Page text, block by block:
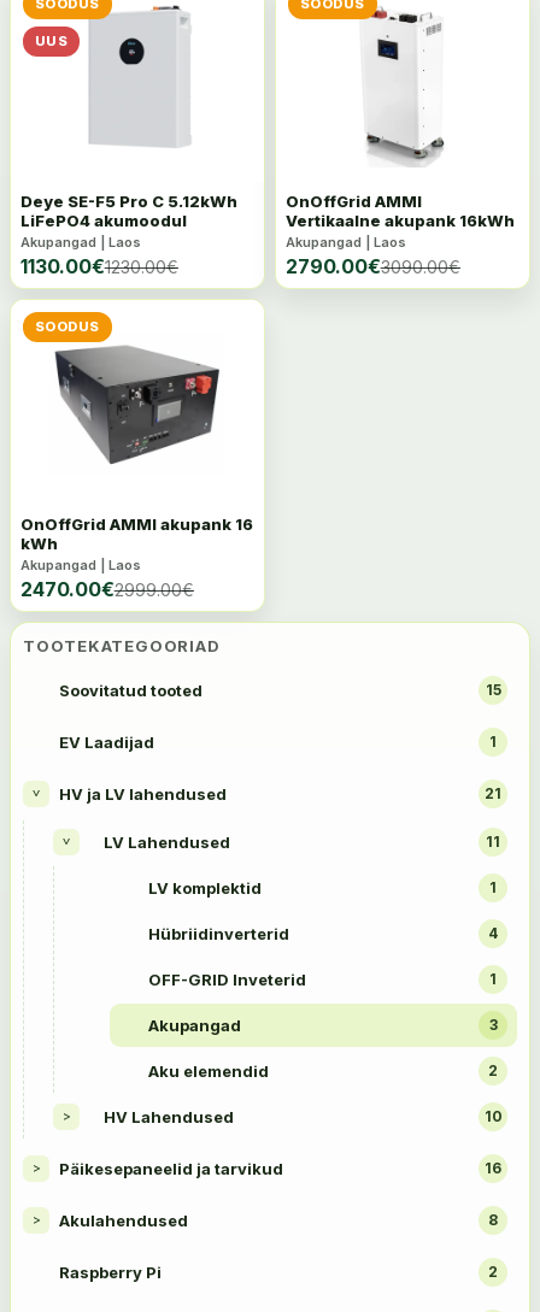
TOOTEKATEGOORIAD
Soovitatud tooted 15
EV Laadijad 1
> HV ja LV lahendused 21
> LV Lahendused 11
LV komplektid 1
Hübriidinverterid 4
OFF-GRID Inveterid 1
Akupangad 3
Aku elemendid 2
> HV Lahendused 10
> Päikesepaneelid ja tarvikud 16
> Akulahendused 8
Raspberry Pi 2
SOODUS
UUS
Deye SE-F5 Pro C 5.12kWh
LiFePO4 akumoodul
Akupangad | Laos
1130.00€1230.00€
SOODUS
OnOffGrid AMMI
Vertikaalne akupank 16kWh
Akupangad | Laos
2790.00€3090.00€
SOODUS
OnOffGrid AMMI akupank 16
kWh
Akupangad | Laos
2470.00€2999.00€